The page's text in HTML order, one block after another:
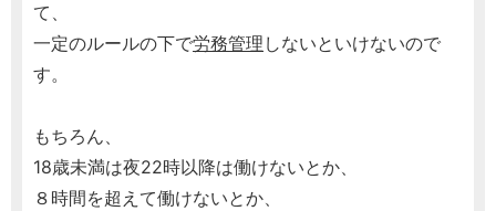
て、
一定のルールの下で労務管理 しないといけないので
す。
もちろん、
18歳未満は夜22時以降は働けないとか、
８時間を超えて働けないとか、